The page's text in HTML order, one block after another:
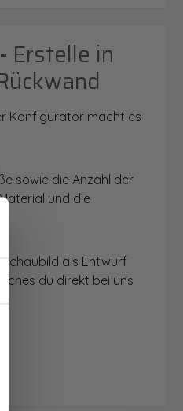
Erstelle in
Konfigurator macht es
sowie die Anzahl der
und die
als Entwurf
du direkt bei uns